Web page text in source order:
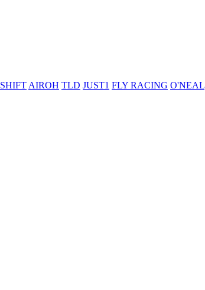
SHIFT AIROH TLD JUST1 FLY RACING O'NEAL